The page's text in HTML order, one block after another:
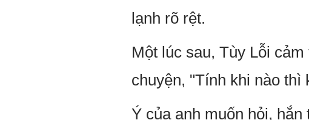
lạnh rõ rệt.
Một lúc sau, Tùy Lỗi
chuyện, "Tính khi nào thì
Ý của anh muốn hỏi,